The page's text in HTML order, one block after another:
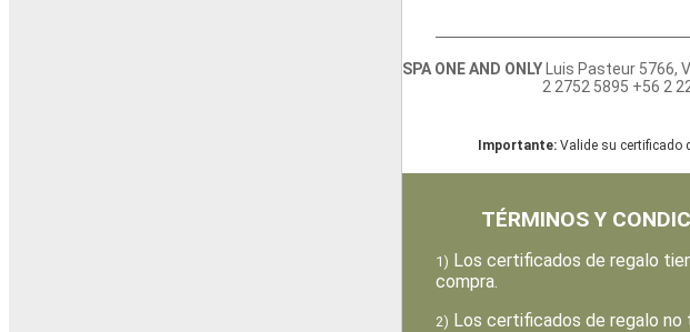
SPA ONE AND ONLY Luis Pasteur 5766,
2 2752 5895 +56 2
Importante: Valide su certificado
TÉRMINOS Y
1) Los certificados de regalo
compra.
2) Los certificados de regalo no